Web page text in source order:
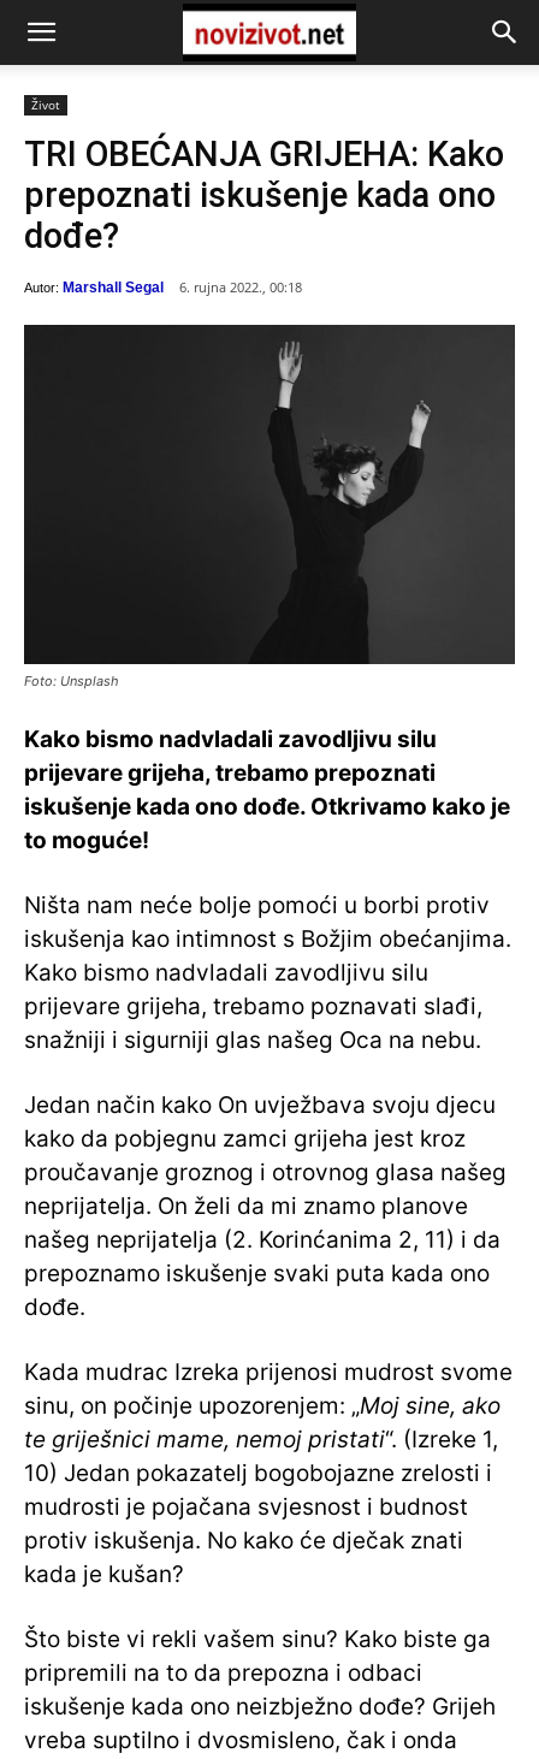
Život
TRI OBEĆANJA GRIJEHA: Kako
prepoznati iskušenje kada ono
dođe?
Autor: Marshall Segal 6. rujna 2022., 00:18
Foto: Unsplash
Kako bismo nadvladali zavodljivu silu
prijevare grijeha, trebamo prepoznati
iskušenje kada ono dođe. Otkrivamo kako je
to moguće!
Ništa nam neće bolje pomoći u borbi protiv
iskušenja kao intimnost s Božjim obećanjima.
Kako bismo nadvladali zavodljivu silu
prijevare grijeha, trebamo poznavati slađi,
snažniji i sigurniji glas našeg Oca na nebu.
Jedan način kako On uvježbava svoju djecu
kako da pobjegnu zamci grijeha jest kroz
proučavanje groznog i otrovnog glasa našeg
neprijatelja. On želi da mi znamo planove
našeg neprijatelja (2. Korinćanima 2, 11) i da
prepoznamo iskušenje svaki puta kada ono
dođe.
Kada mudrac Izreka prijenosi mudrost svome
sinu, on počinje upozorenjem: „Moj sine, ako
te griješnici mame, nemoj pristati“. (Izreke 1,
10) Jedan pokazatelj bogobojazne zrelosti i
mudrosti je pojačana svjesnost i budnost
protiv iskušenja. No kako će dječak znati
kada je kušan?
Što biste vi rekli vašem sinu? Kako biste ga
pripremili na to da prepozna i odbaci
iskušenje kada ono neizbježno dođe? Grijeh
vreba suptilno i dvosmisleno, čak i onda